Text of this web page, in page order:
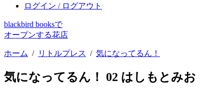
ログイン / ログアウト
blackbird booksで
オープンする花店
ホーム / リトルプレス / 気になってるん！
気になってるん！ 02 はしもとみお